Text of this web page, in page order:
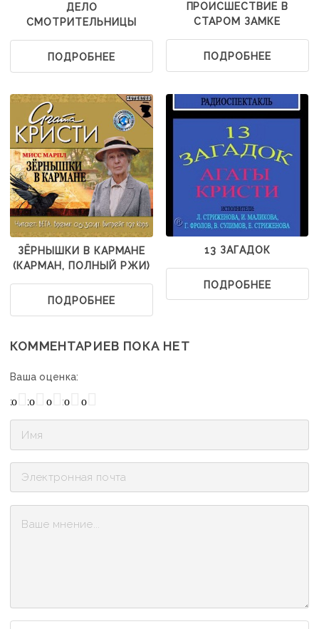
ДЕЛО
СМОТРИТЕЛЬНИЦЫ
ПОДРОБНЕЕ
ПРОИСШЕСТВИЕ В
СТАРОМ ЗАМКЕ
ПОДРОБНЕЕ
ЗЁРНЫШКИ В КАРМАНЕ
(КАРМАН, ПОЛНЫЙ РЖИ)
ПОДРОБНЕЕ
13 ЗАГАДОК
ПОДРОБНЕЕ
КОММЕНТАРИЕВ ПОКА НЕТ
Ваша оценка:
Отлично
Хорошо
Плохо